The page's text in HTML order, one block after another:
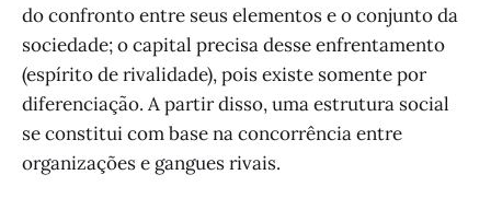
do confronto entre seus elementos e o conjunto da
sociedade; o capital precisa desse enfrentamento
(espírito de rivalidade), pois existe somente por
diferenciação. A partir disso, uma estrutura social
se constitui com base na concorrência entre
organizações e gangues rivais.